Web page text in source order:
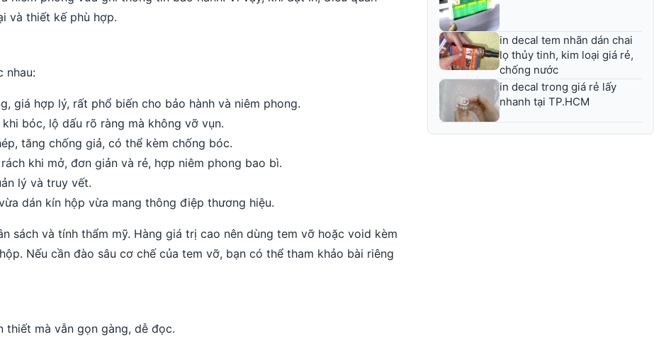
và thiết kế phù hợp.
nhau:
giá hợp lý, rất phổ biến cho bảo hành và niêm phong.
bóc, lộ dấu rõ ràng mà không vỡ vụn.
tăng chống giả, có thể kèm chống bóc.
khi mở, đơn giản và rẻ, hợp niêm phong bao bì.
lý và truy vết.
dán kín hộp vừa mang thông điệp thương hiệu.
sách và tính thẩm mỹ. Hàng giá trị cao nên dùng tem vỡ hoặc void kèm
Nếu cần đào sâu cơ chế của tem vỡ, bạn có thể tham khảo bài riêng
thiết mà vẫn gọn gàng, dễ đọc.
in decal tem nhãn dán chai
lọ thủy tinh, kim loại giá rẻ,
chống nước
in decal trong giá rẻ lấy
nhanh tại TP.HCM